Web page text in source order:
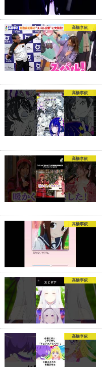
高橋李依
高橋李依
高橋李依
高橋李依
高橋李依
高橋李依